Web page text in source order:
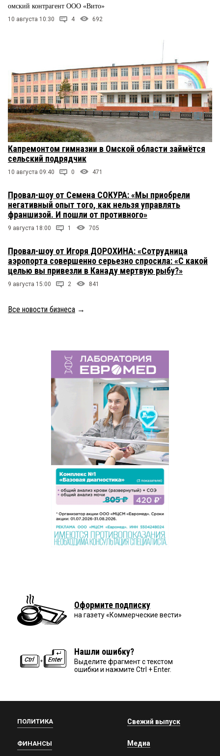
омский контрагент ООО «Вито»
10 августа 10:30 4 692
Капремонтом гимназии в Омской области займётся
сельский подрядчик
10 августа 09:40 0 471
Провал-шоу от Семена СОКУРА: «Мы приобрели
негативный опыт того, как нельзя управлять
франшизой. И пошли от противного»
9 августа 18:00 1 705
Провал-шоу от Игоря ДОРОХИНА: «Сотрудница
аэропорта совершенно серьезно спросила: «С какой
целью вы привезли в Канаду мертвую рыбу?»
9 августа 15:00 2 841
Все новости бизнеса →
Оформите подписку
на газету «Коммерческие вести»
Нашли ошибку?
Выделите фрагмент с текстом
ошибки и нажмите Ctrl + Enter.
ПОЛИТИКА
ФИНАНСЫ
Свежий выпуск
Медиа